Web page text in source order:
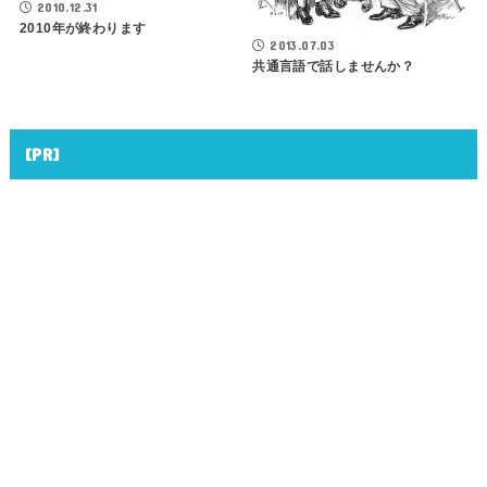
2010.12.31
2010年が終わります
2013.07.03
共通言語で話しませんか？
[PR]